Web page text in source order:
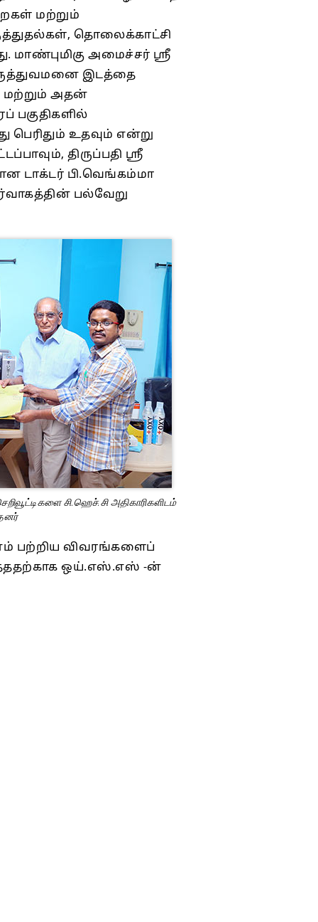
மற்றும்
தொலைக்காட்சி
மாண்புமிகு அமைச்சர் ஸ்ரீ
இடத்தை
மற்றும் அதன்
பகுதிகளில்
பெரிதும் உதவும் என்று
திருப்பதி ஸ்ரீ
டாக்டர் பி.வெங்கம்மா
பல்வேறு
சி.ஹெச்.சி அதிகாரிகளிடம்
பற்றிய விவரங்களைப்
ஒய்.எஸ்.எஸ் -ன்